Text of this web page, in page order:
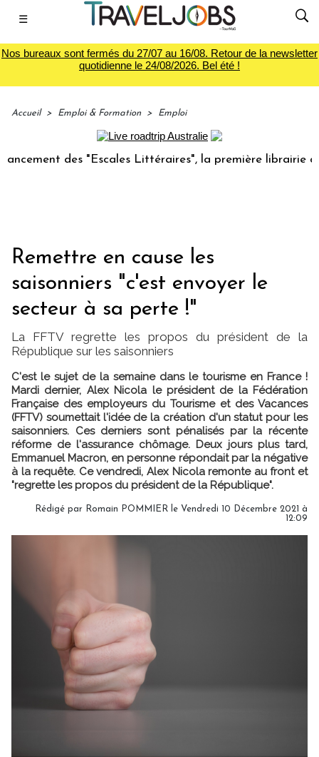
☰
Nos bureaux sont fermés du 27/07 au 16/08. Retour de la newsletter
quotidienne le 24/08/2026. Bel été !
Accueil > Emploi & Formation > Emploi
des "Escales Littéraires", la première librairie du
Remettre en cause les
saisonniers "c'est envoyer le
secteur à sa perte !"
La FFTV regrette les propos du président de la
République sur les saisonniers
C'est le sujet de la semaine dans le tourisme en France !
Mardi dernier, Alex Nicola le président de la Fédération
Française des employeurs du Tourisme et des Vacances
(FFTV) soumettait l'idée de la création d'un statut pour les
saisonniers. Ces derniers sont pénalisés par la récente
réforme de l'assurance chômage. Deux jours plus tard,
Emmanuel Macron, en personne répondait par la négative
à la requête. Ce vendredi, Alex Nicola remonte au front et
"regrette les propos du président de la République".
Rédigé par Romain POMMIER le Vendredi 10 Décembre 2021 à
12:09